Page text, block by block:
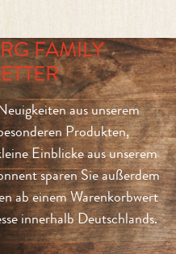
FAMILY
aus unserem
Produkten,
Einblicke aus unserem
sparen Sie außerdem
ab einem Warenkorbwert
innerhalb Deutschlands.